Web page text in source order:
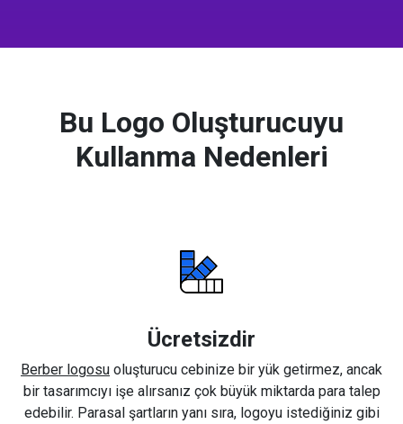
Bu Logo Oluşturucuyu
Kullanma Nedenleri
Ücretsizdir
Berber logosu oluşturucu cebinize bir yük getirmez, ancak
bir tasarımcıyı işe alırsanız çok büyük miktarda para talep
edebilir. Parasal şartların yanı sıra, logoyu istediğiniz gibi